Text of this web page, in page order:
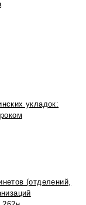
укладок:
(отделений,